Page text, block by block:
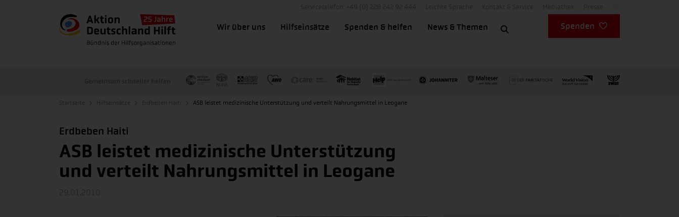
Wir über uns Hilfseinsätze Spenden & helfen News & Themen Spenden
ASB leistet medizinische Unterstützung und verteilt Nahrungsmittel in Leogane
Erdbeben Haiti
ASB leistet medizinische Unterstützung
und verteilt Nahrungsmittel in Leogane